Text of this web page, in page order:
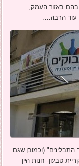
בהם באזור העמק,
עוד הרבה….
(וכמובן שגם
טבעון- חנות היין